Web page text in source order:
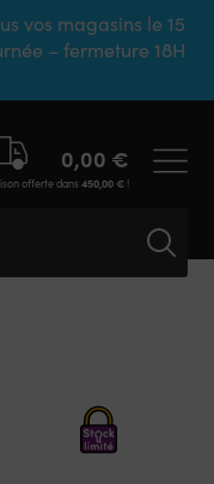
vos magasins le 15
– fermeture 18H
0,00 €
offerte dans450,00 €!